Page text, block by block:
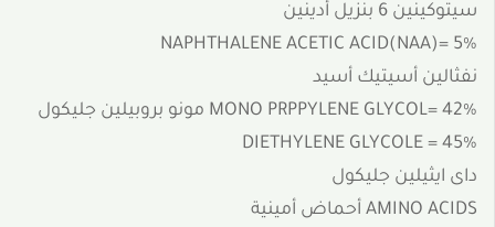
سيتوكينين 6 بنزيل أدينين
NAPHTHALENE ACETIC ACID(NAA)= 5%
نفثالين أسيتيك أسيد
MONO PRPPYLENE GLYCOL= 42% مونو بروبيلين جليكول
DIETHYLENE GLYCOLE = 45%
داى ايثيلين جليكول
AMINO ACIDS أحماض أمينية